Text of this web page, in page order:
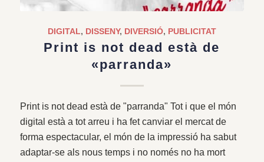
DIGITAL, DISSENY, DIVERSIÓ, PUBLICITAT
Print is not dead està de
«parranda»
Print is not dead està de "parranda" Tot i que el món
digital està a tot arreu i ha fet canviar el mercat de
forma espectacular, el món de la impressió ha sabut
adaptar-se als nous temps i no només no ha mort